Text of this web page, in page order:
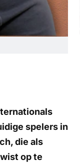
spelers in
die als
op te